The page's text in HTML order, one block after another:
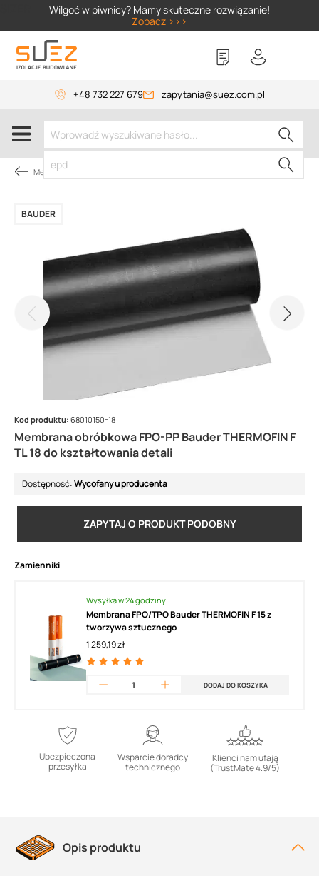
Wilgoć w piwnicy? Mamy skuteczne rozwiązanie!
Zobacz >>>
+48 732 227 679 zapytania@suez.com.pl
Membrany dachowe
Membrana obróbkowa FPO-PP Bauder THERMOFIN F
TL 18 do kształtowania detali
BAUDER
Kod produktu: 68010150-18
Dostępność:Wycofany u producenta
ZAPYTAJ O PRODUKT PODOBNY
Zamienniki
Wysyłka w 24 godziny
Membrana FPO/TPO Bauder THERMOFIN F 15 z
tworzywa sztucznego
1 259,19 zł
DODAJ DO KOSZYKA
Ubezpieczona
przesyłka
Wsparcie doradcy
technicznego
Klienci nam ufają
(TrustMate 4.9/5)
Opis produktu